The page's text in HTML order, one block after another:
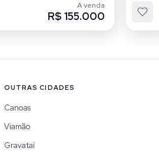
À venda
R$ 155.000
OUTRAS CIDADES
Canoas
Viamão
Gravataí